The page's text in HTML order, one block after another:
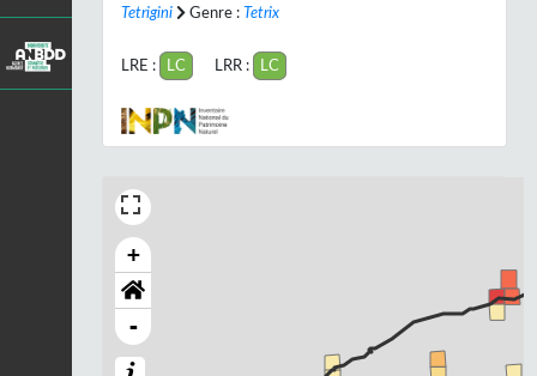
Tetrigini
Genre : Tetrix
LRE : LC LRR : LC
+
-